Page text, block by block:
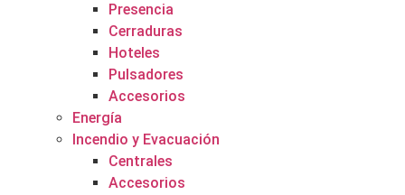
Presencia
Cerraduras
Hoteles
Pulsadores
Accesorios
Energía
Incendio y Evacuación
Centrales
Accesorios